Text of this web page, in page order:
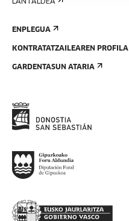
LANTALDEA
ENPLEGUA
KONTRATATZAILEAREN PROFILA
GARDENTASUN ATARIA